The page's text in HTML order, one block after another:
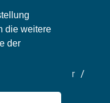
die weitere
der
Partner